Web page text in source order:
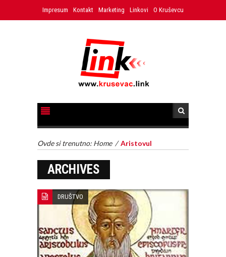
Impresum Kontakt Marketing Linkovi O Kruševcu
Ovde si trenutno: Home /Aristovul
ARCHIVES
DRUŠTVO